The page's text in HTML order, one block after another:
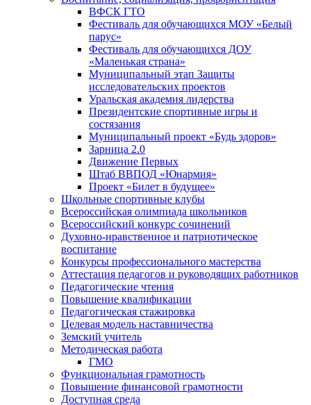
ВФСК ГТО
Фестиваль для обучающихся МОУ «Белый
парус»
Фестиваль для обучающихся ДОУ
«Маленькая страна»
Муниципальный этап Защиты
исследовательских проектов
Уральская академия лидерства
Президентские спортивные игры и
состязания
Муниципальный проект «Будь здоров»
Зарница 2.0
Движение Первых
Штаб ВВПОД «Юнармия»
Проект «Билет в будущее»
Школьные спортивные клубы
Всероссийская олимпиада школьников
Всероссийский конкурс сочинений
Духовно-нравственное и патриотическое
воспитание
Конкурсы профессионального мастерства
Аттестация педагогов и руководящих работников
Педагогические чтения
Повышение квалификации
Педагогическая стажировка
Целевая модель наставничества
Земский учитель
Методическая работа
ГМО
Функциональная грамотность
Повышение финансовой грамотности
Доступная среда